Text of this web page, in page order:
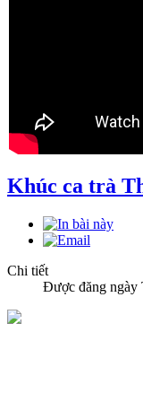
Khúc ca trà
Chi tiết
Được đăng ngày